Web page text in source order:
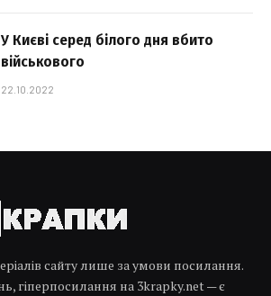
У Києві серед білого дня вбито
військового
22.10.2022
сайту лише за умови посилання.
гіперпосилання на 3krapky.net — є